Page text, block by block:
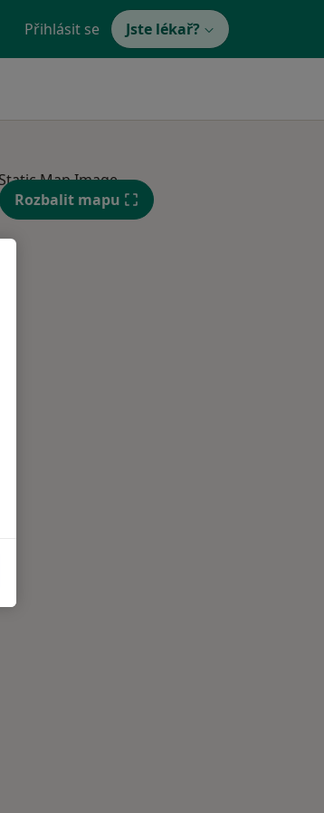
Přihlásit se Jste lékař?
Čt Pá
Rozbalit mapu